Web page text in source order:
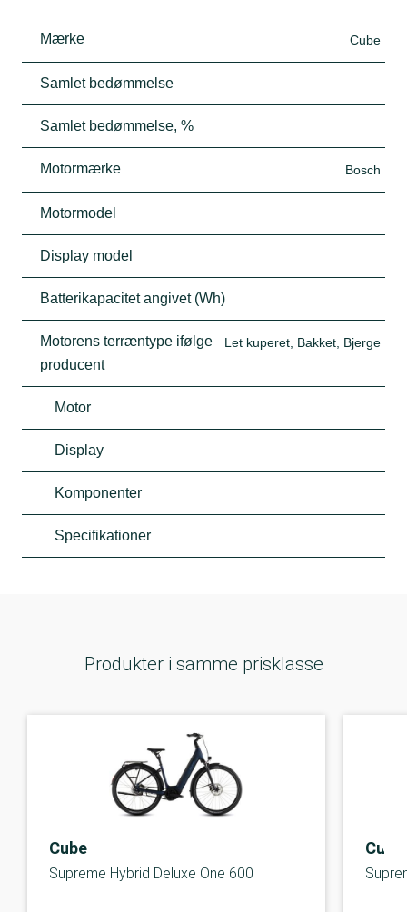
Mærke Cube
Samlet bedømmelse
Samlet bedømmelse, %
Motormærke Bosch
Motormodel
Display model
Batterikapacitet angivet (Wh)
Motorens terræntype ifølge
producent
Let kuperet, Bakket, Bjerge
Motor
Display
Komponenter
Specifikationer
Produkter i samme prisklasse
Cube
Supreme Hybrid Deluxe One 600
Cube